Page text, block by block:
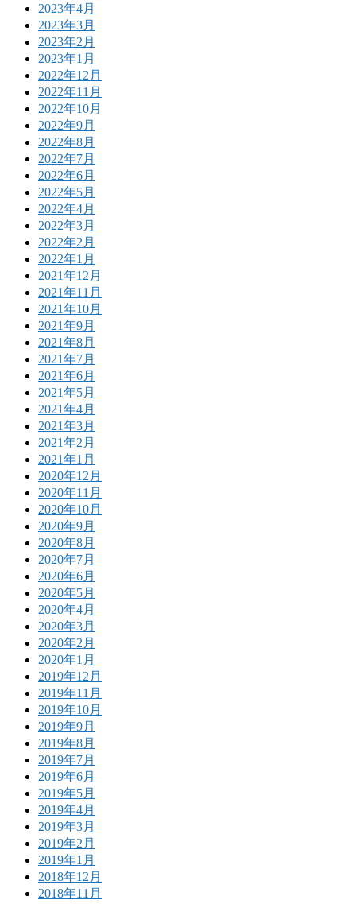
2023年4月
2023年3月
2023年2月
2023年1月
2022年12月
2022年11月
2022年10月
2022年9月
2022年8月
2022年7月
2022年6月
2022年5月
2022年4月
2022年3月
2022年2月
2022年1月
2021年12月
2021年11月
2021年10月
2021年9月
2021年8月
2021年7月
2021年6月
2021年5月
2021年4月
2021年3月
2021年2月
2021年1月
2020年12月
2020年11月
2020年10月
2020年9月
2020年8月
2020年7月
2020年6月
2020年5月
2020年4月
2020年3月
2020年2月
2020年1月
2019年12月
2019年11月
2019年10月
2019年9月
2019年8月
2019年7月
2019年6月
2019年5月
2019年4月
2019年3月
2019年2月
2019年1月
2018年12月
2018年11月